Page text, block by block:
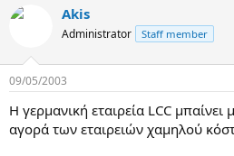
r
d
s
t
a
r
t
ε
ρ
ο
ν
ί
δ
Akis
Administrator Staff member
09/05/2003
Η γερμανική εταιρεία LCC
αγορά των εταιρειών χαμηλού